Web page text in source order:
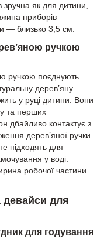
як для дитини,
приборів —
— близько 3,5 см.
ручкою
ручкою поєднують
дерев’яну
у руці дитини. Вони
та перших
дбайливо контактує з
дерев’яної ручки
підходять для
у воді.
робочої частини
девайси для
для годування